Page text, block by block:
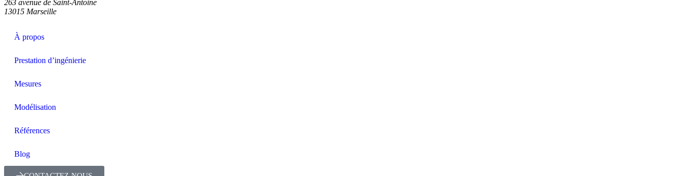
263 avenue de Saint-Antoine
13015 Marseille
À propos
Prestation d’ingénierie
Mesures
Modélisation
Références
Blog